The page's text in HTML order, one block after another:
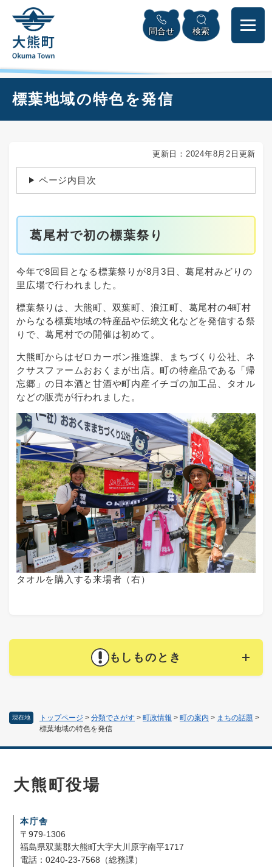
頭
メニューを飛ばして本文へ
問合せ 検索
現在地 トップページ > 分類でさがす > 町政情報 > 町の案内 > まちの話題 >
標葉地域の特色を発信
標葉地域の特色を発信
更新日：2024年8月2日更新
ページ内目次
葛尾村で初の標葉祭り
今年で8回目となる標葉祭りが8月3日、葛尾村みどりの
里広場で行われました。
標葉祭りは、大熊町、双葉町、浪江町、葛尾村の4町村
からなる標葉地域の特産品や伝統文化などを発信する祭
りで、葛尾村での開催は初めて。
大熊町からはゼロカーボン推進課、まちづくり公社、ネ
クサスファームおおくまが出店。町の特産品である「帰
忘郷」の日本酒と甘酒や町内産イチゴの加工品、タオル
などの販売が行われました。
タオルを購入する来場者（右）
もしものとき
大熊町役場
本庁舎
〒979-1306
福島県双葉郡大熊町大字大川原字南平1717
電話：0240-23-7568（総務課）